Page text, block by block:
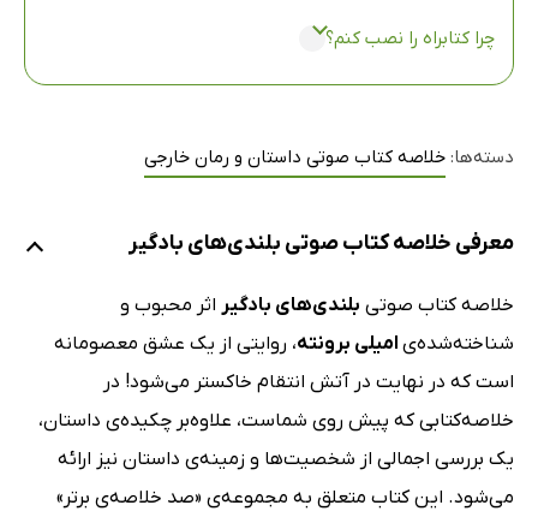
چرا کتابراه را نصب کنم؟
دسته‌ها: خلاصه کتاب صوتی داستان و رمان خارجی
معرفی خلاصه کتاب صوتی بلندی‌های بادگیر
خلاصه کتاب صوتی بلندی‌های بادگیر اثر محبوب و
شناخته‌شده‌ی امیلی برونته، روایتی از یک عشق معصومانه
است که در نهایت در آتش انتقام خاکستر می‌شود! در
خلاصه‌کتابی که پیش روی شماست، علاوه‌بر چکیده‌ی داستان،
یک بررسی اجمالی از شخصیت‌ها و زمینه‌ی داستان نیز ارائه
می‌شود. این کتاب متعلق به مجموعه‌ی «صد خلاصه‌ی برتر»